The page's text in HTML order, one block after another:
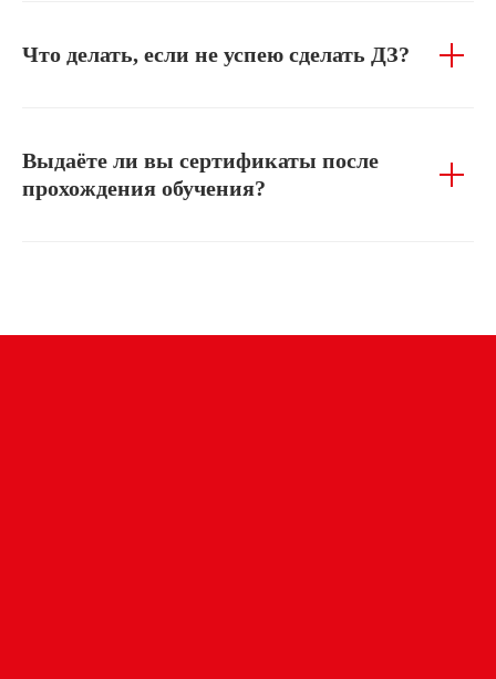
Что делать, если не успею сделать ДЗ?
Выдаёте ли вы сертификаты после
прохождения обучения?